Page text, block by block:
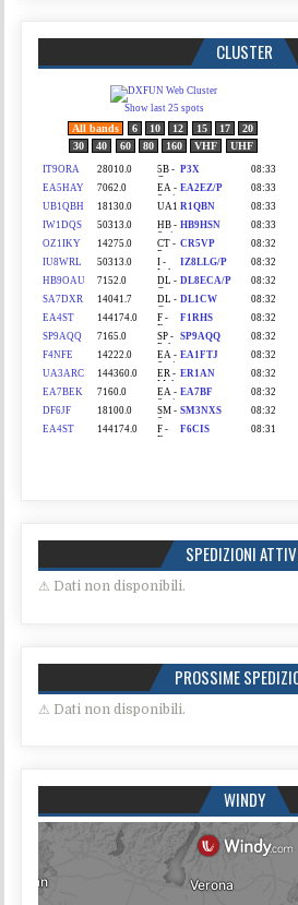
CLUSTER
SPEDIZIONI
⚠ Dati non disponibili.
PROSSIME
⚠ Dati non disponibili.
WINDY